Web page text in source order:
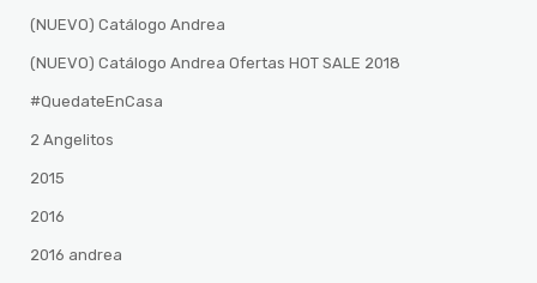
(NUEVO) Catálogo Andrea
(NUEVO) Catálogo Andrea Ofertas HOT SALE 2018
#QuedateEnCasa
2 Angelitos
2015
2016
2016 andrea